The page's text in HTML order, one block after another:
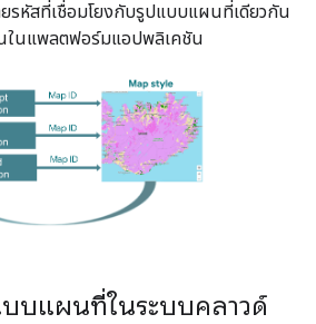
รหัสที่เชื่อมโยงกับรูปแบบแผนที่เดียวกัน
ในแพลตฟอร์มแอปพลิเคชัน
บบแผนที่ในระบบคลาวด์